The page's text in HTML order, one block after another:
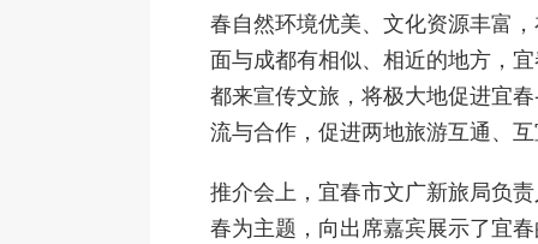
春自然环境优美、文化资源丰富
面与成都有相似、相近的地方，
都来宣传文旅，将极大地促进宜
流与合作，促进两地旅游互通、
推介会上，宜春市文广新旅局负
春为主题，向出席嘉宾展示了宜